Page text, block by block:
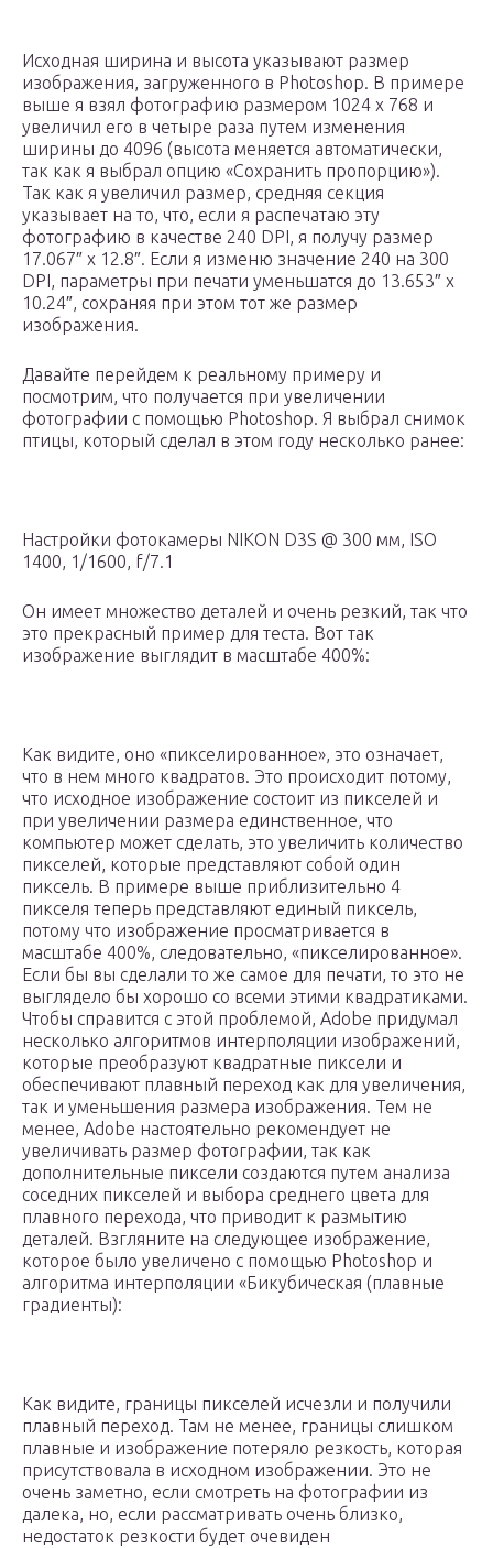
Исходная ширина и высота указывают размер
изображения, загруженного в Photoshop. В примере
выше я взял фотографию размером 1024 x 768 и
увеличил его в четыре раза путем изменения
ширины до 4096 (высота меняется автоматически,
так как я выбрал опцию «Сохранить пропорцию»).
Так как я увеличил размер, средняя секция
указывает на то, что, если я распечатаю эту
фотографию в качестве 240 DPI, я получу размер
17.067″ x 12.8″. Если я изменю значение 240 на 300
DPI, параметры при печати уменьшатся до 13.653″ x
10.24″, сохраняя при этом тот же размер
изображения.
Давайте перейдем к реальному примеру и
посмотрим, что получается при увеличении
фотографии с помощью Photoshop. Я выбрал снимок
птицы, который сделал в этом году несколько ранее:
Настройки фотокамеры NIKON D3S @ 300 мм, ISO
1400, 1/1600, f/7.1
Он имеет множество деталей и очень резкий, так что
это прекрасный пример для теста. Вот так
изображение выглядит в масштабе 400%:
Как видите, оно «пикселированное», это означает,
что в нем много квадратов. Это происходит потому,
что исходное изображение состоит из пикселей и
при увеличении размера единственное, что
компьютер может сделать, это увеличить количество
пикселей, которые представляют собой один
пиксель. В примере выше приблизительно 4
пикселя теперь представляют единый пиксель,
потому что изображение просматривается в
масштабе 400%, следовательно, «пикселированное».
Если бы вы сделали то же самое для печати, то это не
выглядело бы хорошо со всеми этими квадратиками.
Чтобы справится с этой проблемой, Adobe придумал
несколько алгоритмов интерполяции изображений,
которые преобразуют квадратные пиксели и
обеспечивают плавный переход как для увеличения,
так и уменьшения размера изображения. Тем не
менее, Adobe настоятельно рекомендует не
увеличивать размер фотографии, так как
дополнительные пиксели создаются путем анализа
соседних пикселей и выбора среднего цвета для
плавного перехода, что приводит к размытию
деталей. Взгляните на следующее изображение,
которое было увеличено с помощью Photoshop и
алгоритма интерполяции «Бикубическая (плавные
градиенты):
Как видите, границы пикселей исчезли и получили
плавный переход. Там не менее, границы слишком
плавные и изображение потеряло резкость, которая
присутствовала в исходном изображении. Это не
очень заметно, если смотреть на фотографии из
далека, но, если рассматривать очень близко,
недостаток резкости будет очевиден